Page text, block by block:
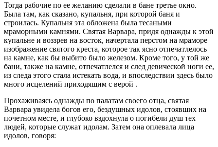
Тогда рабочие по ее желанию сделали в бане третье окно.
Была там, как сказано, купальня, при которой баня и
строилась. Купальня эта обложена была тесаными
мраморными камнями. Святая Варвара, придя однажды к этой
купальне и воззрев на восток, начертала перстом на мраморе
изображение святого креста, которое так ясно отпечатлелось
на камне, как бы выбито было железом. Кроме того, у той же
бани, также на камне, отпечатлелся и след девической ноги ее,
из следа этого стала истекать вода, и впоследствии здесь было
много исцелений приходящим с верой .
Прохаживаясь однажды по палатам своего отца, святая
Варвара увидела богов его, бездушных идолов, стоявших на
почетном месте, и глубоко вздохнула о погибели душ тех
людей, которые служат идолам. Затем она оплевала лица
идолов, говоря: